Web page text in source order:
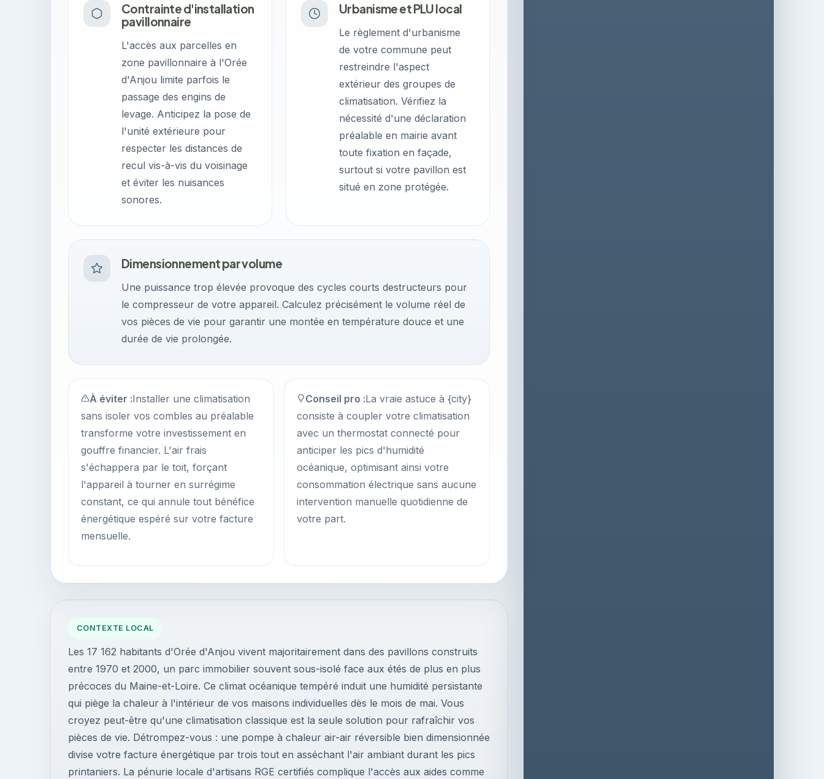
CONTEXTE LOCAL
Les 17 162 habitants d'Orée d'Anjou vivent majoritairement dans des pavillons construits
entre 1970 et 2000, un parc immobilier souvent sous-isolé face aux étés de plus en plus
précoces du Maine-et-Loire. Ce climat océanique tempéré induit une humidité persistante
qui piège la chaleur à l'intérieur de vos maisons individuelles dès le mois de mai. Vous
croyez peut-être qu'une climatisation classique est la seule solution pour rafraîchir vos
pièces de vie. Détrompez-vous : une pompe à chaleur air-air réversible bien dimensionnée
divise votre facture énergétique par trois tout en asséchant l'air ambiant durant les pics
printaniers. La pénurie locale d'artisans RGE certifiés complique l'accès aux aides comme
Contrainte d'installation
pavillonnaire
L'accès aux parcelles en
zone pavillonnaire à l'Orée
d'Anjou limite parfois le
passage des engins de
levage. Anticipez la pose de
l'unité extérieure pour
respecter les distances de
recul vis-à-vis du voisinage
et éviter les nuisances
sonores.
Urbanisme et PLU local
Le règlement d'urbanisme
de votre commune peut
restreindre l'aspect
extérieur des groupes de
climatisation. Vérifiez la
nécessité d'une déclaration
préalable en mairie avant
toute fixation en façade,
surtout si votre pavillon est
situé en zone protégée.
Dimensionnement par volume
Une puissance trop élevée provoque des cycles courts destructeurs pour
le compresseur de votre appareil. Calculez précisément le volume réel de
vos pièces de vie pour garantir une montée en température douce et une
durée de vie prolongée.
À éviter :Installer une climatisation
sans isoler vos combles au préalable
transforme votre investissement en
gouffre financier. L'air frais
s'échappera par le toit, forçant
l'appareil à tourner en surrégime
constant, ce qui annule tout bénéfice
énergétique espéré sur votre facture
mensuelle.
Conseil pro :La vraie astuce à {city}
consiste à coupler votre climatisation
avec un thermostat connecté pour
anticiper les pics d'humidité
océanique, optimisant ainsi votre
consommation électrique sans aucune
intervention manuelle quotidienne de
votre part.